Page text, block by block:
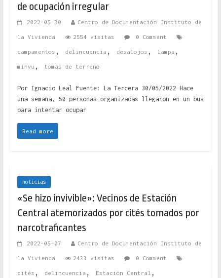
de ocupación irregular
2022-05-30 Centro de Documentación Instituto de
la Vivienda 2554 visitas 0 Comment
campamentos , delincuencia , desalojos , Lampa ,
minvu , tomas de terreno
Por Ignacio Leal Fuente: La Tercera 30/05/2022 Hace
una semana, 50 personas organizadas llegaron en un bus
para intentar ocupar
Read more
noticias
«Se hizo invivible»: Vecinos de Estación
Central atemorizados por cités tomados por
narcotraficantes
2022-05-07 Centro de Documentación Instituto de
la Vivienda 2433 visitas 0 Comment
cités , delincuencia , Estación Central ,